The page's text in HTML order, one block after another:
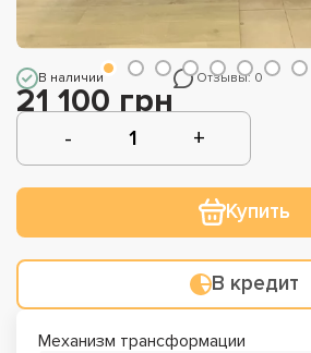
В наличии Отзывы: 0
21 100 грн
Купить
В кредит
Механизм трансформации